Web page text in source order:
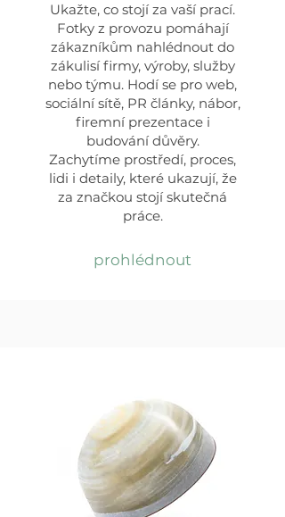
Ukažte, co stojí za vaší prací.
Fotky z provozu pomáhají
zákazníkům nahlédnout do
zákulisí firmy, výroby, služby
nebo týmu. Hodí se pro web,
sociální sítě, PR články, nábor,
firemní prezentace i
budování důvěry.
Zachytíme prostředí, proces,
lidi i detaily, které ukazují, že
za značkou stojí skutečná
práce.
prohlédnout